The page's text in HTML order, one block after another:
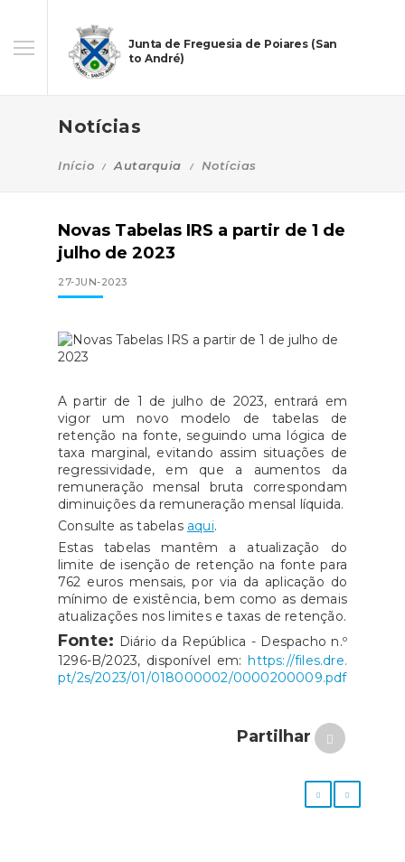
Junta de Freguesia de Poiares (San
to André)
Notícias
Início Autarquia Notícias
Novas Tabelas IRS a partir de 1 de
julho de 2023
27-JUN-2023
A partir de 1 de julho de 2023, entrará em
vigor um novo modelo de tabelas de
retenção na fonte, seguindo uma lógica de
taxa marginal, evitando assim situações de
regressividade, em que a aumentos da
remuneração mensal bruta correspondam
diminuições da remuneração mensal líquida.
Consulte as tabelas aqui.
Estas tabelas mantêm a atualização do
limite de isenção de retenção na fonte para
762 euros mensais, por via da aplicação do
mínimo de existência, bem como as demais
atualizações nos limites e taxas de retenção.
Fonte: Diário da República - Despacho n.º
1296-B/2023, disponível em:https://files.dre.
pt/2s/2023/01/018000002/0000200009.pdf
Partilhar